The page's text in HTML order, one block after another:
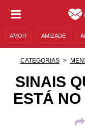
AMOR AMIZADE
MENSAGENS E FRASES
CATEGORIAS
SINAIS
ESTÁ